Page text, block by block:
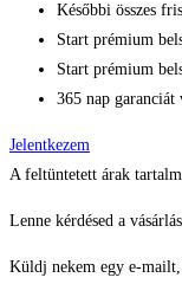
Későbbi összes
Start prémium
Start prémium
365 nap garanciát
Jelentkezem
A feltüntetett árak
Lenne kérdésed a
Küldj nekem egy e-mailt,